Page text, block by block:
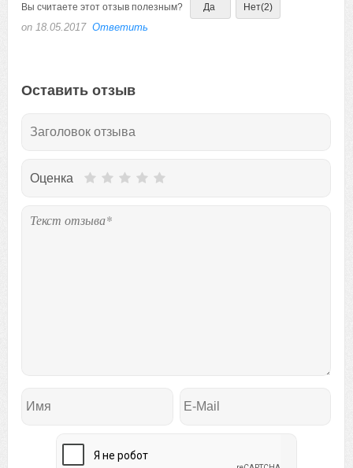
Вы считаете этот отзыв полезным? Да Нет(2)
on 18.05.2017 Ответить
Оставить отзыв
Оценка